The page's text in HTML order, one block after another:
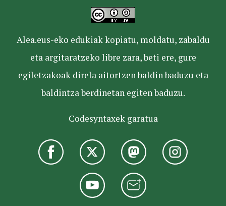
Alea.eus-eko edukiak kopiatu, moldatu, zabaldu
eta argitaratzeko libre zara, beti ere, gure
egiletzakoak direla aitortzen baldin baduzu eta
baldintza berdinetan egiten baduzu.
Codesyntaxek garatua